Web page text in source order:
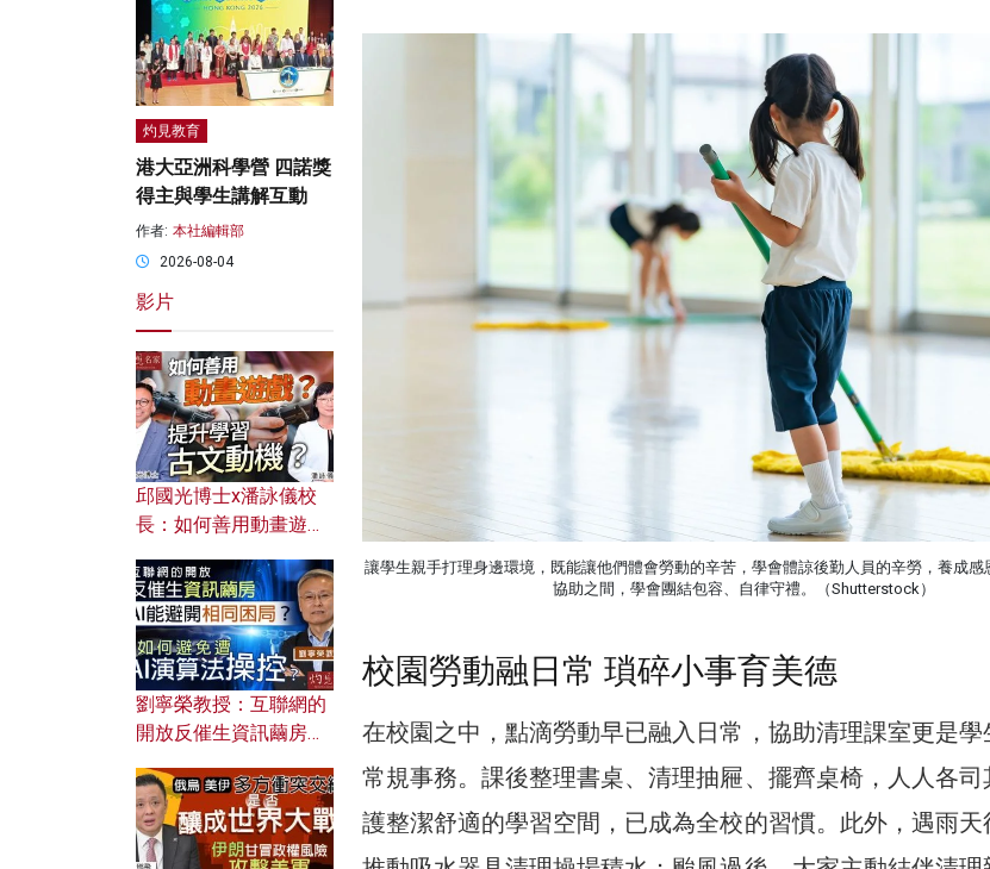
讓學生親手打理身邊環境，既能讓他們體會勞動的辛苦，學會體諒後勤人員的辛勞，養成感
協助之間，學會團結包容、自律守禮。（Shutterstock）
校園勞動融日常 瑣碎小事育美德
在校園之中，點滴勞動早已融入日常，協助清理課室更是學
常規事務。課後整理書桌、清理抽屜、擺齊桌椅，人人各司
護整潔舒適的學習空間，已成為全校的習慣。此外，遇雨天
灼見教育
港大亞洲科學營 四諾獎
得主與學生講解互動
作者: 本社編輯部
2026-08-04
影片
邱國光博士x潘詠儀校
長：如何善用動畫遊戲
劉寧榮教授：互聯網的
開放反催生資訊繭房，
何避免遭AI演算法操
控？